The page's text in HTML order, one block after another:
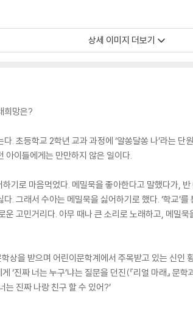
상세 이미지 더보기
희망은?
. 초등학교 2학년 교과 과정에 ‘알쏭달쏭 나’라는 단
아이들에게는 만만하지 않은 일이다.
하기로 마음먹었다. 메밀묵을 좋아한다고 말했다가,
. 그래서 수아는 메밀묵을 싫어하기로 했다. ‘학교’
운 고민거리다. 아무 때나 큰 소리로 노래하고, 메밀
학상을 받으며 어린이문학계에서 주목받고 있는 신
‘진짜 너는 누구’냐는 질문을 던진(『리얼 마래』
는 진짜 나랑 친구 할 수 있어?’